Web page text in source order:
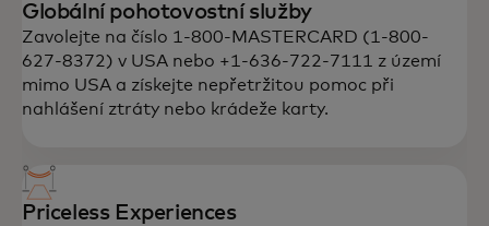
Globální pohotovostní služby
Zavolejte na číslo 1-800-MASTERCARD (1-800-
627-8372) v USA nebo +1-636-722-7111 z území
mimo USA a získejte nepřetržitou pomoc při
nahlášení ztráty nebo krádeže karty.
Priceless Experiences